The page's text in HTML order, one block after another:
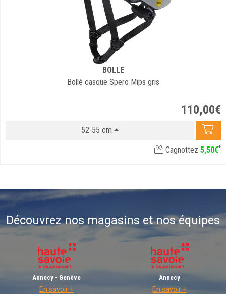
BOLLE
Bollé casque Spero Mips gris
110,00€
52-55 cm
Cagnottez 5,50€*
Découvrez nos magasins et nos équipes
Annecy - Genève
En savoir +
Annecy
En savoir +